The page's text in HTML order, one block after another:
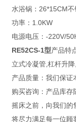
水浴锅：26*15CM不
功率：1.0KW
电源电压：-220V/
RE52CS-1型产品特
立式冷凝管,杠杆升
产品质量：我们保证
购买咨询：产品库
摇床之前，向我们的
将尽力满足每一位顾